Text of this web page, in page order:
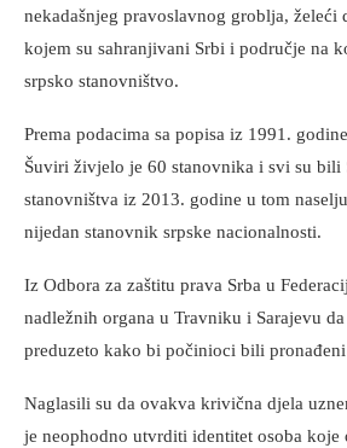
nekadašnjeg pravoslavnog groblja, želeći
kojem su sahranjivani Srbi i područje na
srpsko stanovništvo.
Prema podacima sa popisa iz 1991.
Šuviri živjelo je 60 stanovnika i svi su bili
stanovništva iz 2013. godine u tom
nijedan stanovnik srpske nacionalnosti.
Iz Odbora za zaštitu prava Srba u
nadležnih organa u Travniku i Sarajevu da
preduzeto kako bi počinioci bili
Naglasili su da ovakva krivična djela
je neophodno utvrditi identitet osoba koje